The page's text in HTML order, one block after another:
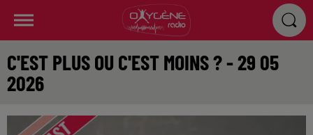
C'EST PLUS OU C'EST MOINS ? - 29 05
2026